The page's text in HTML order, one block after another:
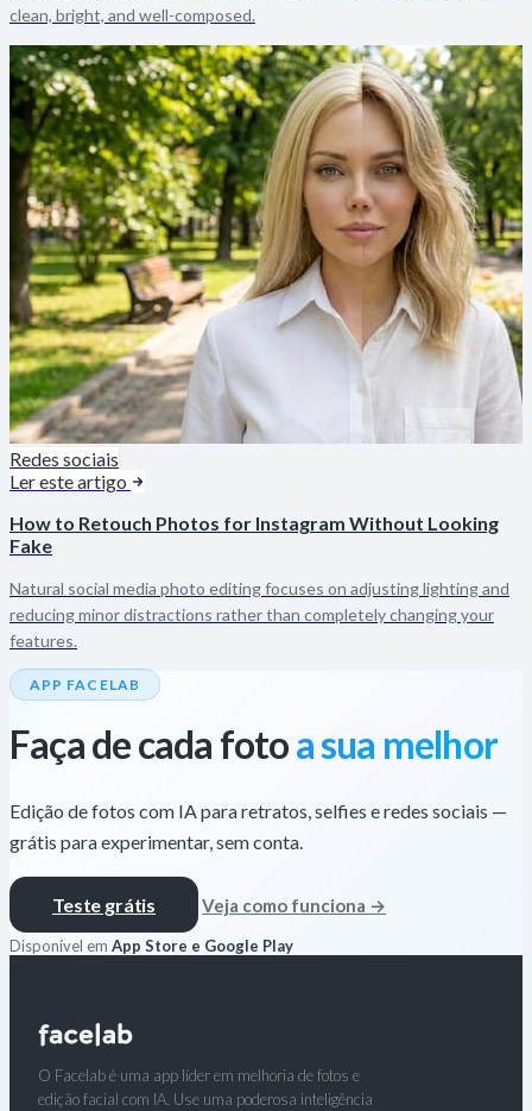
clean, bright, and well-composed.
Redes sociais
Ler este artigo
How to Retouch Photos for Instagram Without Looking
Fake
Natural social media photo editing focuses on adjusting lighting and
reducing minor distractions rather than completely changing your
features.
APP FACELAB
Faça de cada fotoa sua melhor
Edição de fotos com IA para retratos, selfies e redes sociais —
grátis para experimentar, sem conta.
Teste grátis Veja como funciona →
Disponível em App Store e Google Play
O Facelab é uma app líder em melhoria de fotos e
edição facial com IA. Use uma poderosa inteligência